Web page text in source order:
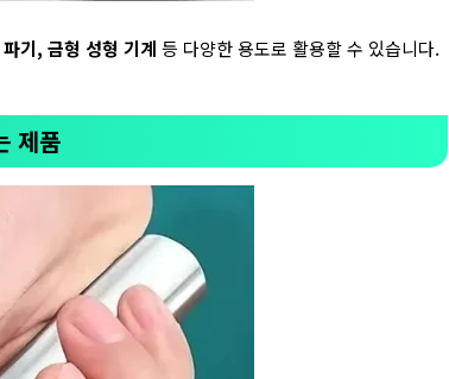
기, 금형 성형 기계 등 다양한 용도로 활용할 수 있습니다.
제품